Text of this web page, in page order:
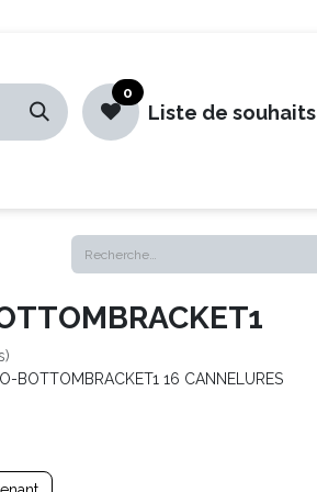
0
Liste de souhaits
BOTTOMBRACKET1 16 CANNELURES